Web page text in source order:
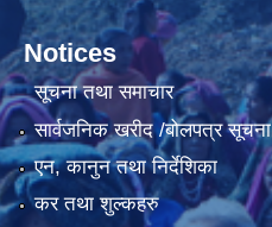
Notices
सूचना तथा समाचार
सार्वजनिक खरीद /बोलपत्र सूचना
एन, कानुन तथा निर्देशिका
कर तथा शुल्कहरु